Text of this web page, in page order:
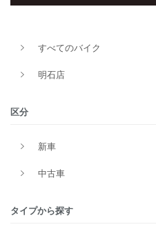
すべてのバイク
明石店
区分
新車
中古車
タイプから探す
新車
タイプ